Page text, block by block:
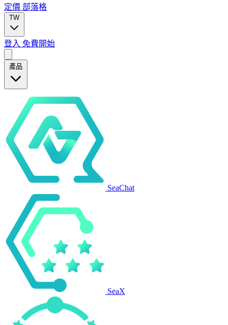
定價 部落格
TW
登入 免費開始
產品
SeaChat
SeaX